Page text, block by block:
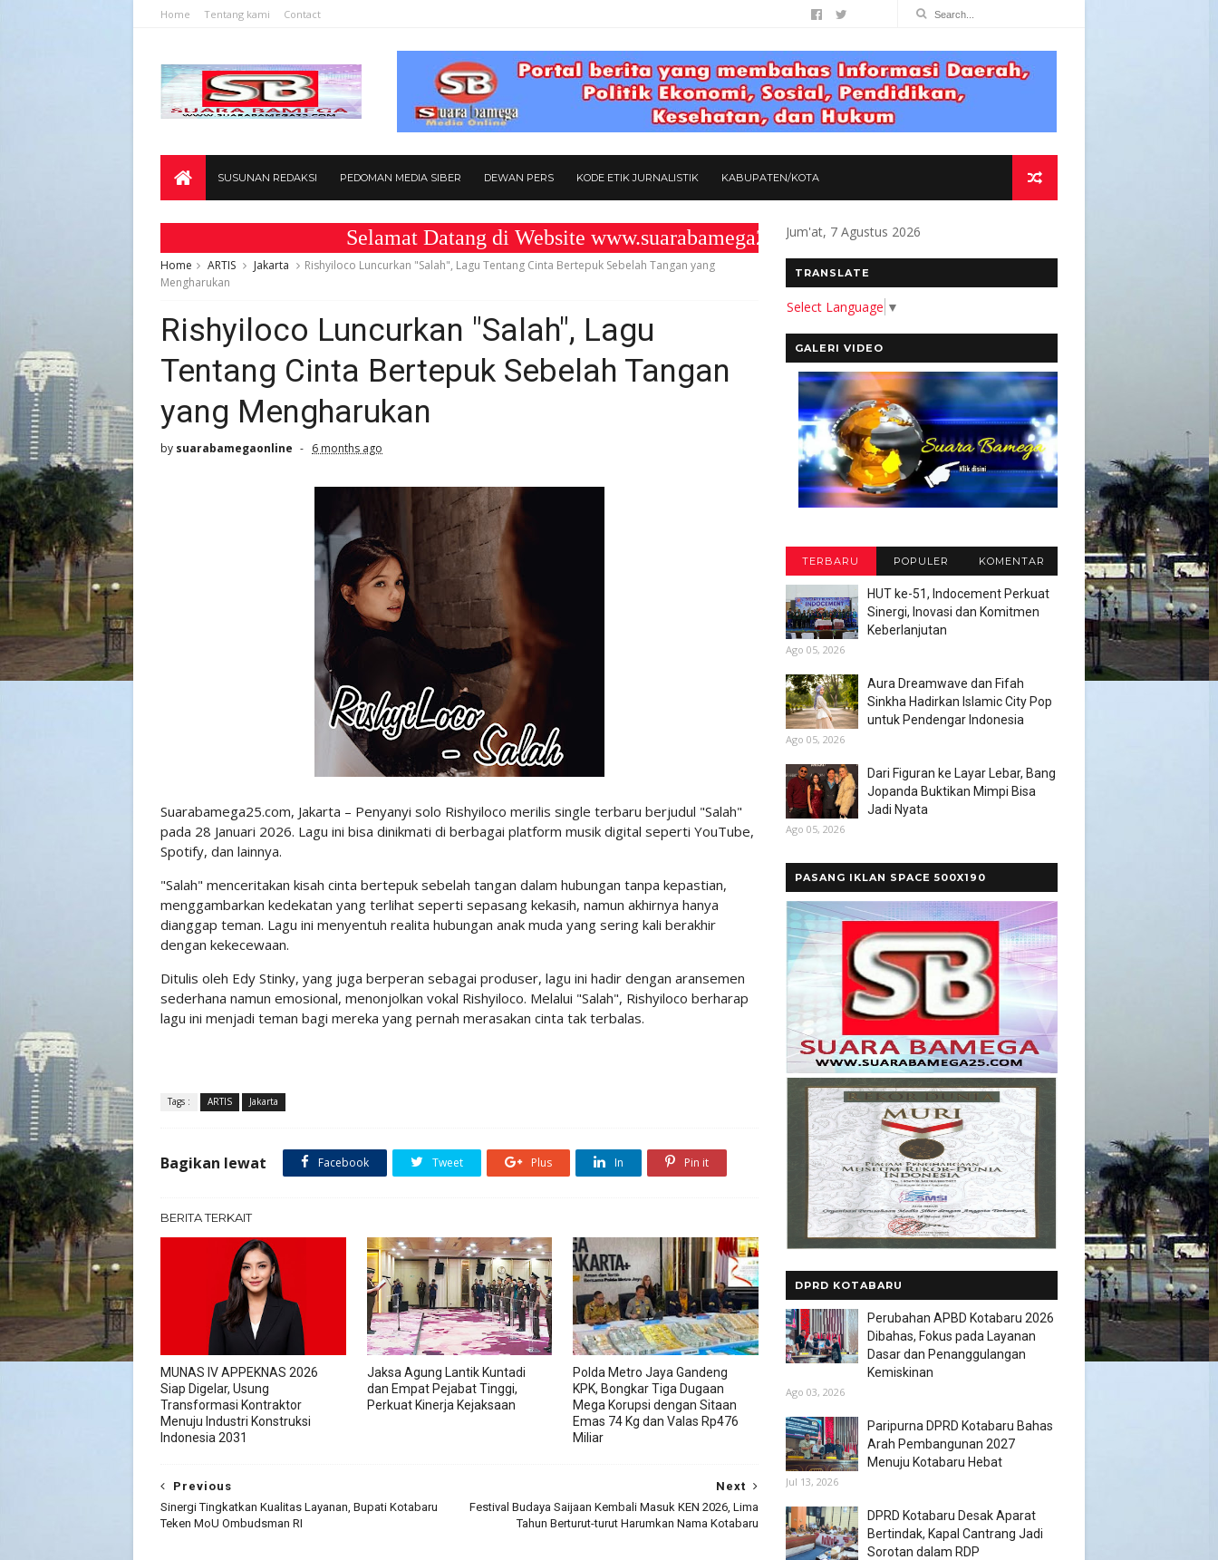
Home Tentang kami Contact
SUSUNAN REDAKSI PEDOMAN MEDIA SIBER DEWAN PERS KODE ETIK JURNALISTIK KABUPATEN/KOTA
Selamat Datang di Website www.suarabamega25.com " KOMITMEN KAMI MEMBANGUN MEDIA
Home ARTIS Jakarta
Rishyiloco Luncurkan "Salah", Lagu Tentang Cinta Bertepuk Sebelah Tangan yang
Mengharukan
Rishyiloco Luncurkan "Salah", Lagu
Tentang Cinta Bertepuk Sebelah Tangan
yang Mengharukan
by suarabamegaonline 6 months ago
Suarabamega25.com, Jakarta – Penyanyi solo Rishyiloco merilis single terbaru berjudul "Salah"
pada 28 Januari 2026. Lagu ini bisa dinikmati di berbagai platform musik digital seperti YouTube,
Spotify, dan lainnya.
"Salah" menceritakan kisah cinta bertepuk sebelah tangan dalam hubungan tanpa kepastian,
menggambarkan kedekatan yang terlihat seperti sepasang kekasih, namun akhirnya hanya
dianggap teman. Lagu ini menyentuh realita hubungan anak muda yang sering kali berakhir
dengan kekecewaan.
Ditulis oleh Edy Stinky, yang juga berperan sebagai produser, lagu ini hadir dengan aransemen
sederhana namun emosional, menonjolkan vokal Rishyiloco. Melalui "Salah", Rishyiloco berharap
lagu ini menjadi teman bagi mereka yang pernah merasakan cinta tak terbalas.
Tags : ARTIS Jakarta
Bagikan lewat Facebook Tweet Plus In Pin it
BERITA TERKAIT
MUNAS IV APPEKNAS 2026
Siap Digelar, Usung
Transformasi Kontraktor
Menuju Industri Konstruksi
Indonesia 2031
Jaksa Agung Lantik Kuntadi
dan Empat Pejabat Tinggi,
Perkuat Kinerja Kejaksaan
Polda Metro Jaya Gandeng
KPK, Bongkar Tiga Dugaan
Mega Korupsi dengan Sitaan
Emas 74 Kg dan Valas Rp476
Miliar
Next
Festival Budaya Saijaan Kembali Masuk KEN 2026, Lima
Tahun Berturut-turut Harumkan Nama Kotabaru
Previous
Sinergi Tingkatkan Kualitas Layanan, Bupati Kotabaru
Teken MoU Ombudsman RI
Jum'at, 7 Agustus 2026
TRANSLATE
Select Language ▼
GALERI VIDEO
TERBARU POPULER KOMENTAR
HUT ke-51, Indocement Perkuat
Sinergi, Inovasi dan Komitmen
Keberlanjutan
Ago 05, 2026
Aura Dreamwave dan Fifah
Sinkha Hadirkan Islamic City Pop
untuk Pendengar Indonesia
Ago 05, 2026
Dari Figuran ke Layar Lebar, Bang
Jopanda Buktikan Mimpi Bisa
Jadi Nyata
Ago 05, 2026
PASANG IKLAN SPACE 500X190
DPRD KOTABARU
Perubahan APBD Kotabaru 2026
Dibahas, Fokus pada Layanan
Dasar dan Penanggulangan
Kemiskinan
Ago 03, 2026
Paripurna DPRD Kotabaru Bahas
Arah Pembangunan 2027
Menuju Kotabaru Hebat
Jul 13, 2026
DPRD Kotabaru Desak Aparat
Bertindak, Kapal Cantrang Jadi
Sorotan dalam RDP